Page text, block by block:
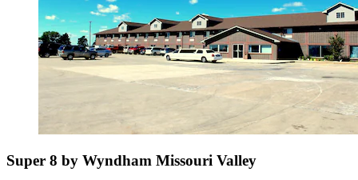
Super 8 by Wyndham Missouri Valley